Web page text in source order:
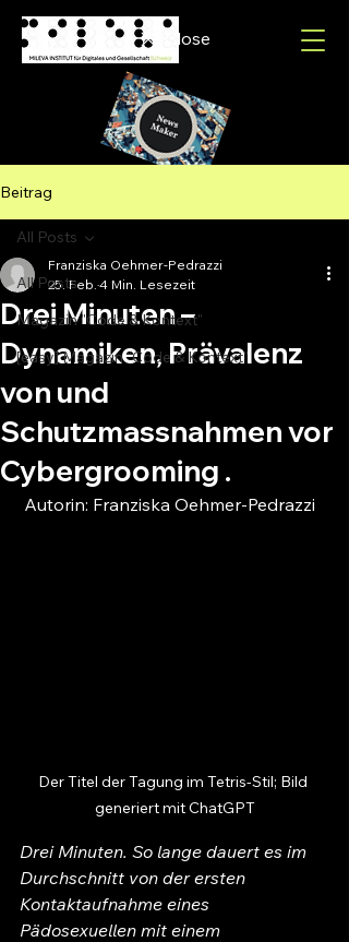
Close
Beitrag
All Posts
Magazin "Code & Kontext"
[easy] Magazin "Code & Kontext"
All Posts
Drei Minuten –
Dynamiken, Prävalenz
von und
Schutzmassnahmen vor
Cybergrooming .
Franziska Oehmer-Pedrazzi
25. Feb. 4 Min. Lesezeit
Autorin: Franziska Oehmer-Pedrazzi
Der Titel der Tagung im Tetris-Stil; Bild
generiert mit ChatGPT
Drei Minuten. So lange dauert es im
Durchschnitt von der ersten
Kontaktaufnahme eines
Pädosexuellen mit einem